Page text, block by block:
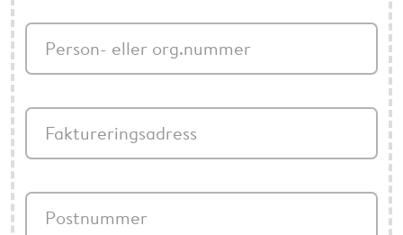
Person- eller org.nummer
Faktureringsadress
Postnummer